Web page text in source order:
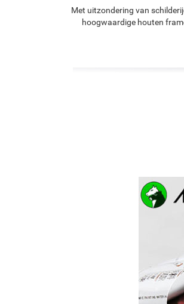
Met uitzondering van
hoogwaardige houten